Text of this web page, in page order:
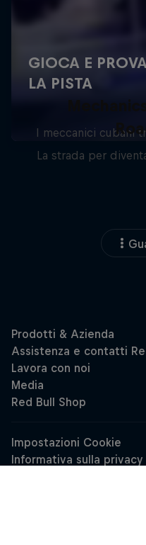
I meccanici cubani
La strada per